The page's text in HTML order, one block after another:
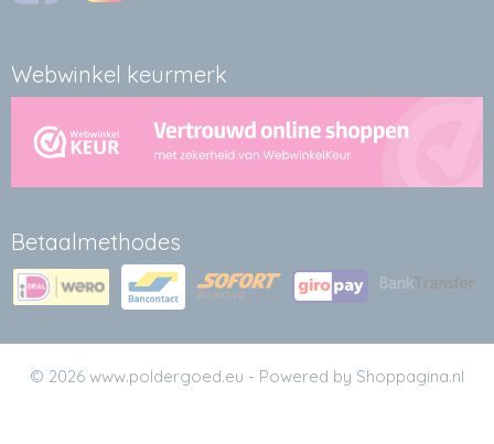
Webwinkel keurmerk
Betaalmethodes
© 2026 www.poldergoed.eu - Powered by Shoppagina.nl